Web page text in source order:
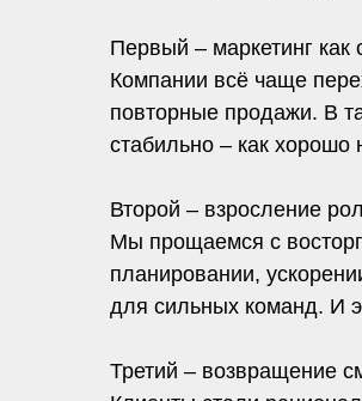
Первый – маркетинг как
Компании всё чаще
повторные продажи. В
стабильно – как
Второй – взросление
Мы прощаемся с
планировании,
для сильных команд. И
Третий – возвращение